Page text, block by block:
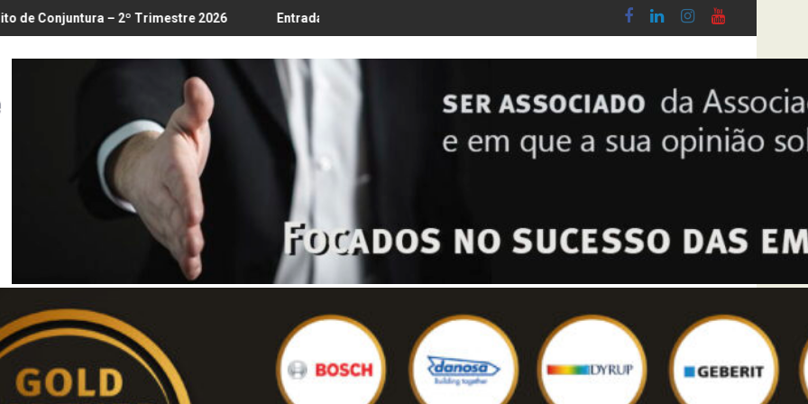
82º Trimestre 2026 Entrada em vigor da regulamentação do Lobby - Lei n.º 5-A/2026, de 28 de Janeiro
Diploma de transposição da Diretiva